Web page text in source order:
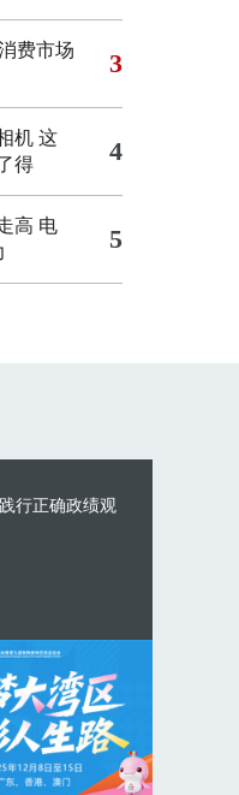
费市场
3
机 这
得
4
高 电
5
行正确政绩观